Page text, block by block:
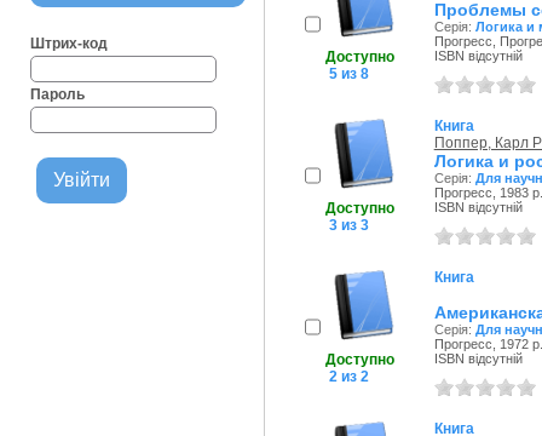
Штрих-код
Пароль
Доступно
5 из 8
Проблемы
Серія: Логика и
Прогресс,
ISBN відсутній
Доступно
3 из 3
Книга
Поппер, Карл
Логика и
Серія: Для
Прогресс, 1983 р.
ISBN відсутній
Доступно
2 из 2
Книга
Серія: Для
Прогресс, 1972 р.
ISBN відсутній
Книга